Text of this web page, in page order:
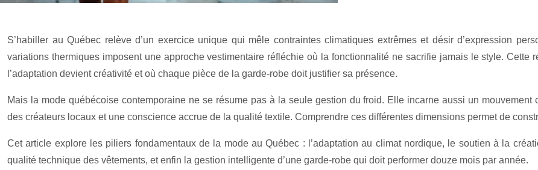
S’habiller au Québec relève d’un exercice unique qui mêle contraintes climatiques extrêmes et désir d’expression
variations thermiques imposent une approche vestimentaire réfléchie où la fonctionnalité ne sacrifie jamais le style.
l’adaptation devient créativité et où chaque pièce de la garde-robe doit justifier sa présence.
Mais la mode québécoise contemporaine ne se résume pas à la seule gestion du froid. Elle incarne aussi un
des créateurs locaux et une conscience accrue de la qualité textile. Comprendre ces différentes dimensions permet de
Cet article explore les piliers fondamentaux de la mode au Québec : l’adaptation au climat nordique, le soutien à la
qualité technique des vêtements, et enfin la gestion intelligente d’une garde-robe qui doit performer douze mois par année.